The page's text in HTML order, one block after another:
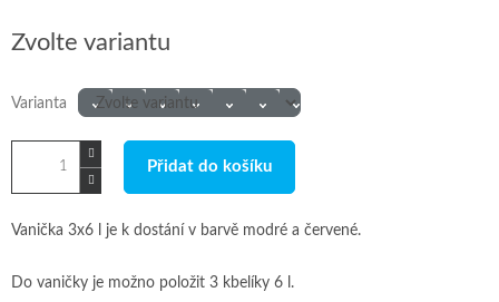
cena:
Zvolte variantu
Varianta
Přidat do košíku
Vanička 3x6 l je k dostání v barvě modré a červené.
Do vaničky je možno položit 3 kbelíky 6 l.